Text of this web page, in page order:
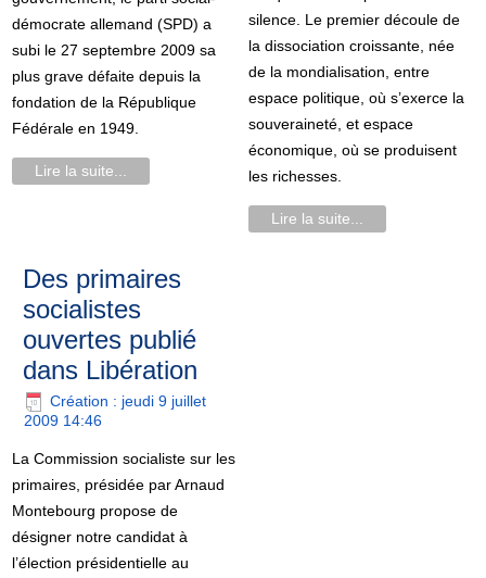
démocrate allemand (SPD) a
subi le 27 septembre 2009 sa
plus grave défaite depuis la
fondation de la République
Fédérale en 1949.
Lire la suite...
silence. Le premier découle de
la dissociation croissante, née
de la mondialisation, entre
espace politique, où s’exerce la
souveraineté, et espace
économique, où se produisent
les richesses.
Lire la suite...
Des primaires
socialistes
ouvertes publié
dans Libération
Création : jeudi 9 juillet
2009 14:46
La Commission socialiste sur les
primaires, présidée par Arnaud
Montebourg propose de
désigner notre candidat à
l’élection présidentielle au